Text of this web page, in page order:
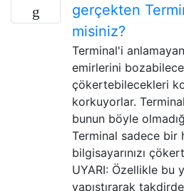
gerçekten
misiniz?
Terminal'i
emirlerini
çökertebilecekleri
korkuyorlar.
bunun böyle
Terminal sadece bir
bilgisayarınızı
UYARI: Özellikle bu
yapıştırarak